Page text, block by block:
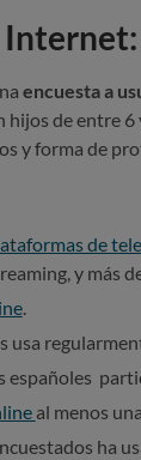
encuesta a
hijos de entre
y forma de
de
y más
.
usa
españoles
al menos
ha